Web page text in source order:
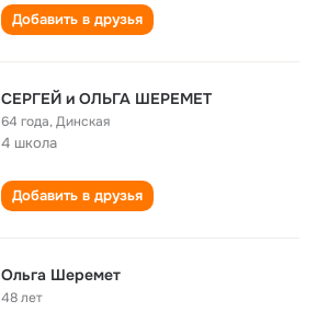
Добавить в друзья
СЕРГЕЙ и ОЛЬГА ШЕРЕМЕТ
64 года,Динская
4 школа
Добавить в друзья
Ольга Шеремет
48 лет